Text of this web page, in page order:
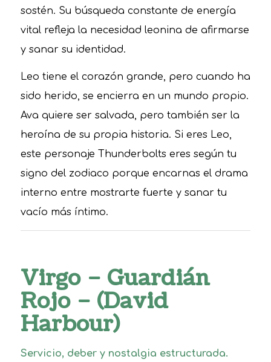
sostén. Su búsqueda constante de energía
vital refleja la necesidad leonina de afirmarse
y sanar su identidad.
Leo tiene el corazón grande, pero cuando ha
sido herido, se encierra en un mundo propio.
Ava quiere ser salvada, pero también ser la
heroína de su propia historia. Si eres Leo,
este personaje Thunderbolts eres según tu
signo del zodiaco porque encarnas el drama
interno entre mostrarte fuerte y sanar tu
vacío más íntimo.
Virgo – Guardián
Rojo – (David
Harbour)
Servicio, deber y nostalgia estructurada.